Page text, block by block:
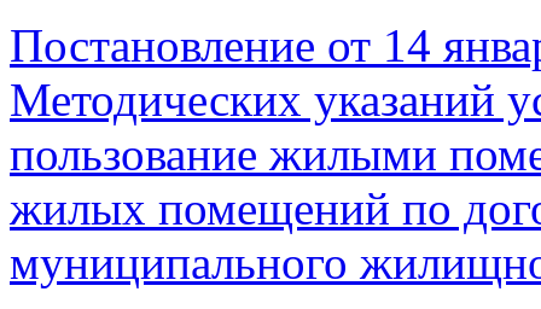
Постановление от 14
Методических указаний
пользование жилыми
жилых помещений по
муниципального